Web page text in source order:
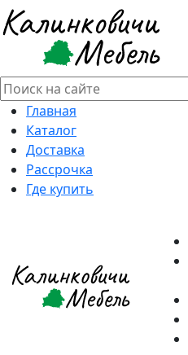
Главная
Каталог
Доставка
Рассрочка
Где купить